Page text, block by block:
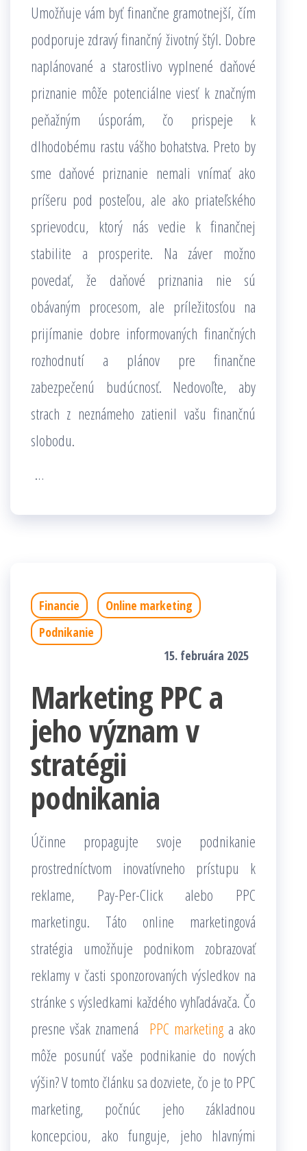
Umožňuje vám byť finančne gramotnejší, čím
podporuje zdravý finančný životný štýl. Dobre
naplánované a starostlivo vyplnené daňové
priznanie môže potenciálne viesť k značným
peňažným úsporám, čo prispeje k
dlhodobému rastu vášho bohatstva. Preto by
sme daňové priznanie nemali vnímať ako
príšeru pod posteľou, ale ako priateľského
sprievodcu, ktorý nás vedie k finančnej
stabilite a prosperite. Na záver možno
povedať, že daňové priznania nie sú
obávaným procesom, ale príležitosťou na
prijímanie dobre informovaných finančných
rozhodnutí a plánov pre finančne
zabezpečenú budúcnosť. Nedovoľte, aby
strach z neznámeho zatienil vašu finančnú
slobodu.
…
Financie
Online marketing
Podnikanie
15. februára 2025
Marketing PPC a
jeho význam v
stratégii
podnikania
Účinne propagujte svoje podnikanie
prostredníctvom inovatívneho prístupu k
reklame, Pay-Per-Click alebo PPC
marketingu. Táto online marketingová
stratégia umožňuje podnikom zobrazovať
reklamy v časti sponzorovaných výsledkov na
stránke s výsledkami každého vyhľadávača. Čo
presne však znamená PPC marketing a ako
môže posunúť vaše podnikanie do nových
výšin? V tomto článku sa dozviete, čo je to PPC
marketing, počnúc jeho základnou
koncepciou, ako funguje, jeho hlavnými